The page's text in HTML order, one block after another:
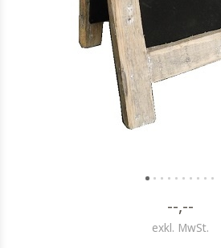
--,--
exkl. MwSt.